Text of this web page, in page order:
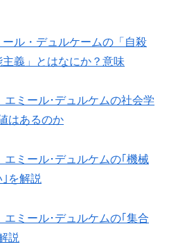
ール・デュルケームの「自殺
義」とはなにか？意味
エミール･デュルケムの社会学
はあるのか
エミール･デュルケムの｢機械
を解説
エミール･デュルケムの｢集合
説